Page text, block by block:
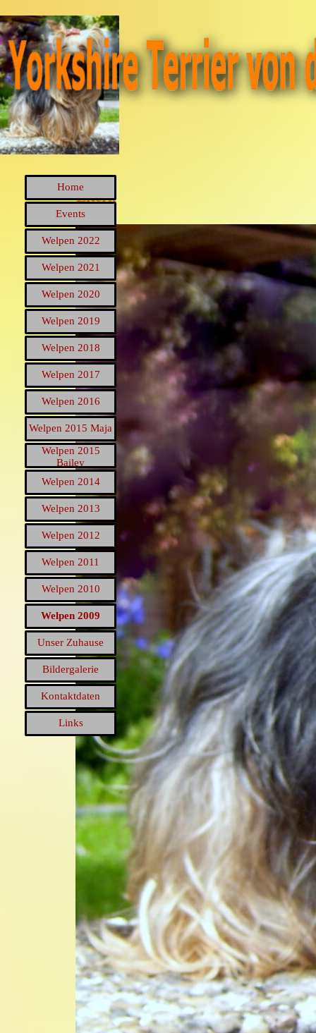
Menü überspringen
Home
Events
Welpen 2022 ▼
Welpen 2021 ▼
Welpen 2020 ▼
Welpen 2019
Welpen 2018 ▼
Welpen 2017
Welpen 2016
Welpen 2015 Maja
Welpen 2015
Bailey
Welpen 2014
Welpen 2013 ▼
Welpen 2012 ▼
Welpen 2011
Welpen 2010
Welpen 2009
Unser Zuhause
Bildergalerie
Kontaktdaten
Links
Eltern
Welpen 2009